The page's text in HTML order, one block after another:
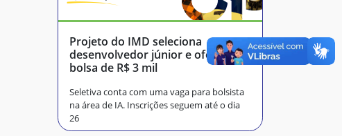
Projeto do IMD seleciona
desenvolvedor júnior e oferece
bolsa de R$ 3 mil
Seletiva conta com uma vaga para bolsista
na área de IA. Inscrições seguem até o dia
26